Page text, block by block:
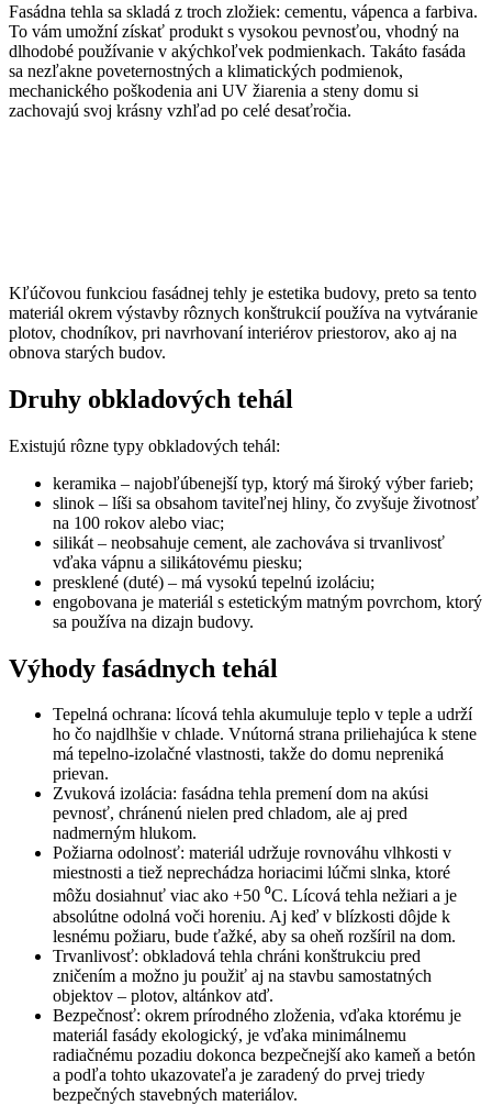
Fasádna tehla sa skladá z troch zložiek: cementu, vápenca a farbiva.
To vám umožní získať produkt s vysokou pevnosťou, vhodný na
dlhodobé používanie v akýchkoľvek podmienkach. Takáto fasáda
sa nezľakne poveternostných a klimatických podmienok,
mechanického poškodenia ani UV žiarenia a steny domu si
zachovajú svoj krásny vzhľad po celé desaťročia.
Kľúčovou funkciou fasádnej tehly je estetika budovy, preto sa tento
materiál okrem výstavby rôznych konštrukcií používa na vytváranie
plotov, chodníkov, pri navrhovaní interiérov priestorov, ako aj na
obnova starých budov.
Druhy obkladových tehál
Existujú rôzne typy obkladových tehál:
keramika – najobľúbenejší typ, ktorý má široký výber farieb;
slinok – líši sa obsahom taviteľnej hliny, čo zvyšuje životnosť
na 100 rokov alebo viac;
silikát – neobsahuje cement, ale zachováva si trvanlivosť
vďaka vápnu a silikátovému piesku;
presklené (duté) – má vysokú tepelnú izoláciu;
engobovana je materiál s estetickým matným povrchom, ktorý
sa používa na dizajn budovy.
Výhody fasádnych tehál
Tepelná ochrana: lícová tehla akumuluje teplo v teple a udrží
ho čo najdlhšie v chlade. Vnútorná strana priliehajúca k stene
má tepelno-izolačné vlastnosti, takže do domu nepreniká
prievan.
Zvuková izolácia: fasádna tehla premení dom na akúsi
pevnosť, chránenú nielen pred chladom, ale aj pred
nadmerným hlukom.
Požiarna odolnosť: materiál udržuje rovnováhu vlhkosti v
miestnosti a tiež neprechádza horiacimi lúčmi slnka, ktoré
môžu dosiahnuť viac ako +50 ⁰С. Lícová tehla nežiari a je
absolútne odolná voči horeniu. Aj keď v blízkosti dôjde k
lesnému požiaru, bude ťažké, aby sa oheň rozšíril na dom.
Trvanlivosť: obkladová tehla chráni konštrukciu pred
zničením a možno ju použiť aj na stavbu samostatných
objektov – plotov, altánkov atď.
Bezpečnosť: okrem prírodného zloženia, vďaka ktorému je
materiál fasády ekologický, je vďaka minimálnemu
radiačnému pozadiu dokonca bezpečnejší ako kameň a betón
a podľa tohto ukazovateľa je zaradený do prvej triedy
bezpečných stavebných materiálov.